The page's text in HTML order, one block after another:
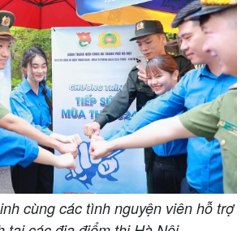
cùng các tình nguyện viên hỗ trợ